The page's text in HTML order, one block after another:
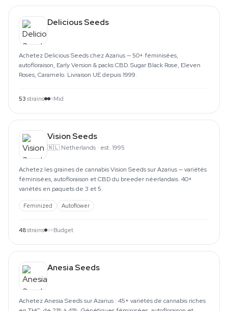
Delicious Seeds
Achetez Delicious Seeds chez Azarius — 50+ féminisées,
autofloraison, Early Version & packs CBD. Sugar Black Rose, Eleven
Roses, Caramelo. Livraison UE depuis 1999.
53 strains Mid
Vision Seeds
🇳🇱 Netherlands · est. 1995
Achetez les graines de cannabis Vision Seeds sur Azarius — variétés
féminisées, autofloraison et CBD du breeder néerlandais. 40+
variétés en paquets de 3 et 5.
Feminized Autoflower
48strains Budget
Anesia Seeds
Achetez Anesia Seeds sur Azarius : 45+ variétés de cannabis riches